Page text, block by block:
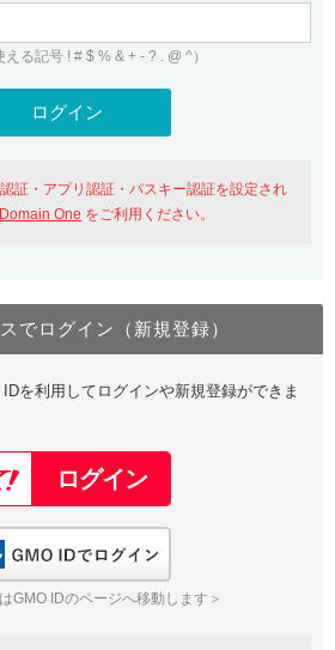
Domainにログイン
ルサーバーを含む最新の機能を使う方
Domain Oneにログイン
Amazon
はValue Domain Oneのログイン画面へ遷移します
Oneアカウント作成
以下でも登録可能
Yahoo!
る記号 ! # $ % & + - ? . @ ^）
証・アプリ認証・パスキー認証を設定され
One をご利用ください。
でログイン（新規登録）
を利用してログインや新規登録ができま
GMO IDのページへ移動します＞